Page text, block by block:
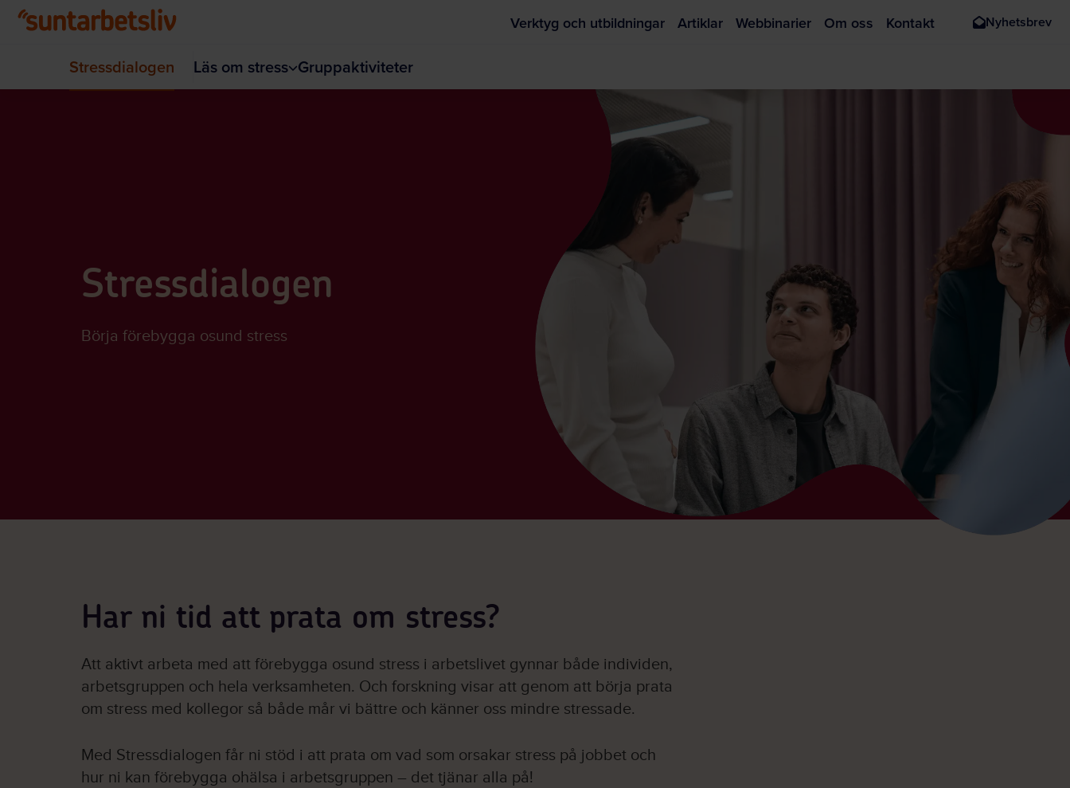
Verktyg och utbildningar Artiklar Webbinarier Om oss Kontakt Nyhetsbrev
Stressdialogen Läs om stress Gruppaktiviteter
Stressdialogen
Börja förebygga osund stress
Har ni tid att prata om stress?
Att aktivt arbeta med att förebygga osund stress i arbetslivet gynnar både individen,
arbetsgruppen och hela verksamheten. Och forskning visar att genom att börja prata
om stress med kollegor så både mår vi bättre och känner oss mindre stressade.
Med Stressdialogen får ni stöd i att prata om vad som orsakar stress på jobbet och
hur ni kan förebygga ohälsa i arbetsgruppen – det tjänar alla på!